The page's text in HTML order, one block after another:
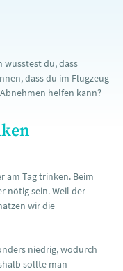
wusstest du, dass
dass du im Flugzeug
helfen kann?
am Tag trinken. Beim
nötig sein. Weil der
wir die
niedrig, wodurch
sollte man